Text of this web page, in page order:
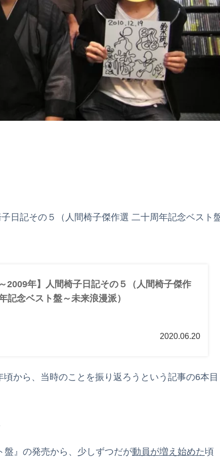
日記その５（人間椅子傑作選 二十周年記念ベスト
2009年】人間椅子日記その５（人間椅子傑作
記念ベスト盤～未来浪漫派）
2020.06.20
から、当時のことを振り返ろうという記事の6本目
盤』の発売から、少しずつだが動員が増え始めた頃